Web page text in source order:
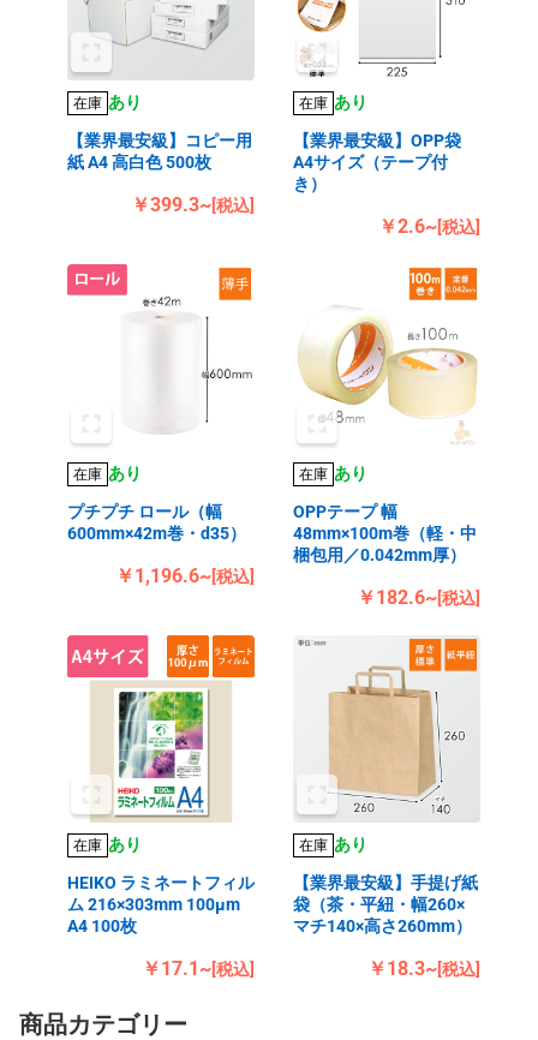
在庫 あり
【業界最安級】コピー用
紙 A4 高白色 500枚
￥399.3~[税込]
在庫 あり
【業界最安級】OPP袋
A4サイズ（テープ付
き）
￥2.6~[税込]
在庫 あり
プチプチ ロール（幅
600mm×42m巻・d35）
￥1,196.6~[税込]
在庫 あり
OPPテープ 幅
48mm×100m巻（軽・中
梱包用／0.042mm厚）
￥182.6~[税込]
在庫 あり
HEIKO ラミネートフィル
ム 216×303mm 100μm
A4 100枚
￥17.1~[税込]
在庫 あり
【業界最安級】手提げ紙
袋（茶・平紐・幅260×
マチ140×高さ260mm）
￥18.3~[税込]
商品カテゴリー